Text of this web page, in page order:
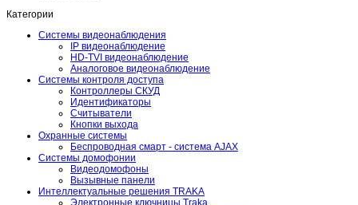
Категории
Системы видеонаблюдения
IP видеонаблюдение
HD-TVI видеонаблюдение
Аналоговое видеонаблюдение
Системы контроля доступа
Контроллеры СКУД
Идентификаторы
Считыватели
Кнопки выхода
Охранные системы
Беспроводная смарт - система AJAX
Системы домофонии
Видеодомофоны
Вызывные панели
Интеллектуальные решения TRAKA
Электронные ключницы Traka